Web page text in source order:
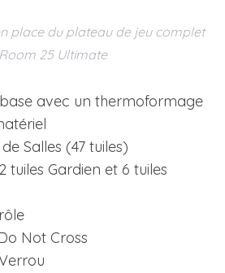
place du plateau de jeu complet
25 Ultimate
avec un thermoformage
Salles (47 tuiles)
tuiles Gardien et 6 tuiles
Not Cross